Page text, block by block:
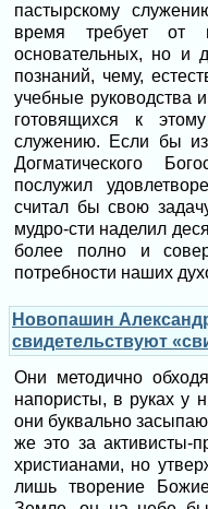
пастырскому
время требует от
основательных, но и
познаний, чему,
учебные руководства
готовящихся к
служению. Если бы
Догматического
послужил
считал бы свою
мудро-сти наделил
более полно и
потребности наших
Новопашин
свидетельствуют
Они методично
напористы, в руках у
они буквально
же это за активисты-
христианами, но
лишь творение